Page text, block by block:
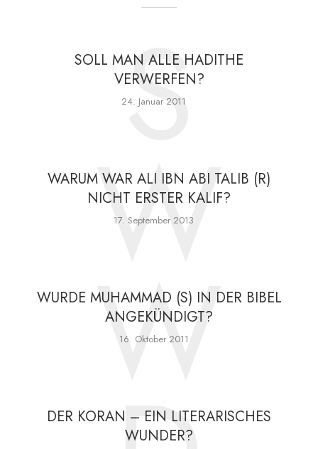
SOLL MAN ALLE HADITHE
VERWERFEN?
24. Januar 2011
S
WARUM WAR ALI IBN ABI TALIB (R)
NICHT ERSTER KALIF?
17. September 2013
W
WURDE MUHAMMAD (S) IN DER BIBEL
ANGEKÜNDIGT?
16. Oktober 2011
W
DER KORAN – EIN LITERARISCHES
WUNDER?